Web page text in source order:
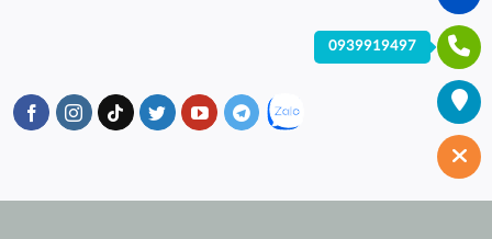
0939919497